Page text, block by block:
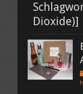
Dioxide)]